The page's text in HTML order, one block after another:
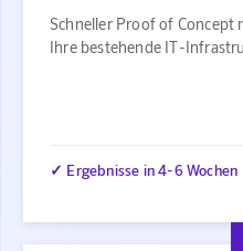
Schneller Proof of
Ihre bestehende IT-
✓ Ergebnisse in 4-6 Wochen